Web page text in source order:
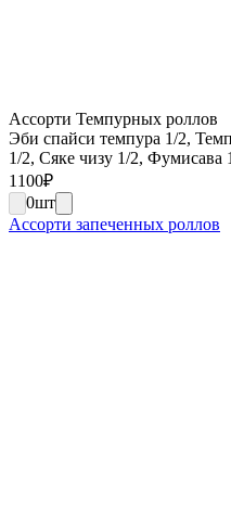
Ассорти Темпурных роллов
Эби спайси темпура 1/2,
1/2, Сяке чизу 1/2, Фумисава
1100₽
0шт
Ассорти запеченных роллов